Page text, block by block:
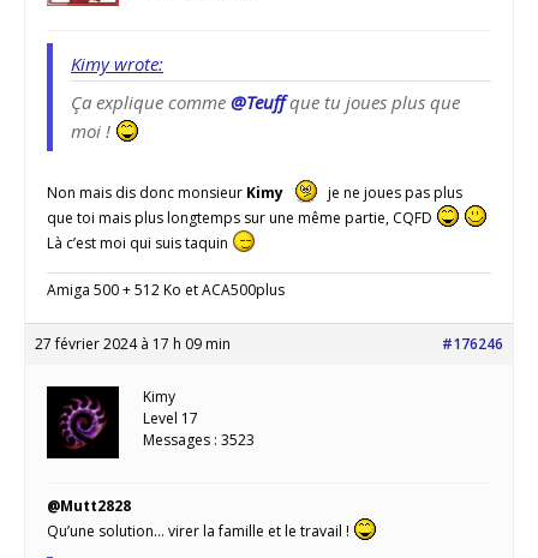
Kimy wrote:
Ça explique comme @Teuffque tu joues plus que
moi !
Non mais dis donc monsieur Kimy
je ne joues pas plus
que toi mais plus longtemps sur une même partie, CQFD
Là c’est moi qui suis taquin
Amiga 500 + 512 Ko et ACA500plus
27 février 2024 à 17 h 09 min #176246
Kimy
Level 17
Messages : 3523
@Mutt2828
Qu’une solution… virer la famille et le travail !